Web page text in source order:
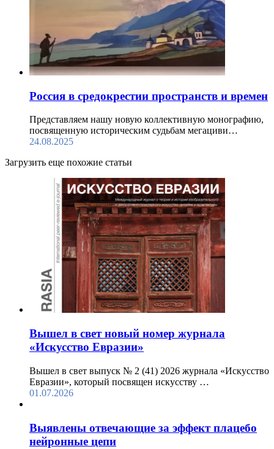
Россия в средокрестии пространств и времен
Представляем нашу новую коллективную монографию,
посвященную историческим судьбам мегациви…
24.08.2025
Загрузить еще похожие статьи
Вышел в свет новый номер журнала
«Искусство Евразии»
Вышел в свет выпуск № 2 (41) 2026 журнала «Искусство
Евразии», который посвящен искусству …
01.07.2026
Выявлены отвечающие за эффект плацебо
нейронные цепи